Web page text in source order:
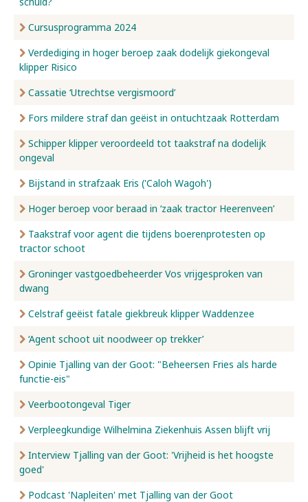
Cursusprogramma 2024
Verdediging in hoger beroep zaak dodelijk giekongeval
klipper Risico
Cassatie ‘Utrechtse vergismoord’
Fors mildere straf dan geëist in ontuchtzaak Rotterdam
Schipper klipper veroordeeld tot taakstraf na dodelijk
ongeval
Bijstand in strafzaak Eris ('Caloh Wagoh')
Hoger beroep voor beraad in ‘zaak tractor Heerenveen’
Taakstraf voor agent die tijdens boerenprotesten op
tractor schoot
Groninger vastgoedbeheerder Vos vrijgesproken van
dwang
Celstraf geëist fatale giekbreuk klipper Waddenzee
‘Agent schoot uit noodweer op trekker’
Opinie Tjalling van der Goot: "Beheersen Fries als harde
functie-eis"
Veerbootongeval Tiger
Verpleegkundige Wilhelmina Ziekenhuis Assen blijft vrij
Interview Tjalling van der Goot: 'Vrijheid is het hoogste
goed'
Podcast 'Napleiten' met Tjalling van der Goot